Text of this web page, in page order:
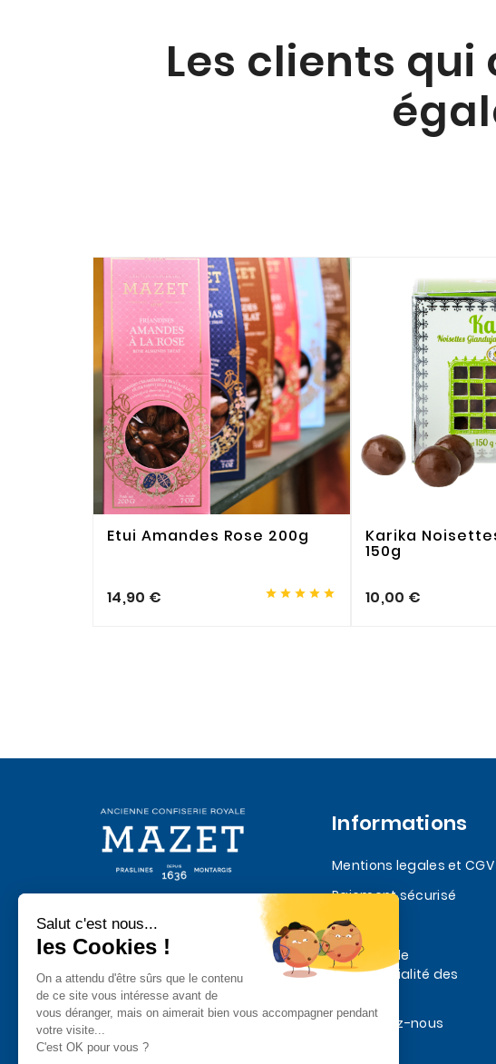
Les clients
Etui Amandes Rose 200g
14,90 €     
Karika
150g
10,00 €
Quatre siècles de Praslines et de
chocolat depuis 1636
Informations
Mentions legales et CGV
Paiement sécurisé
Livraison
Politique de
confidentialité des
Contactez-nous